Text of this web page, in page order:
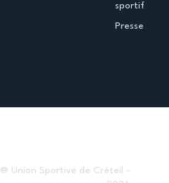
sportif
Presse
@ Union Sportive de Créteil -